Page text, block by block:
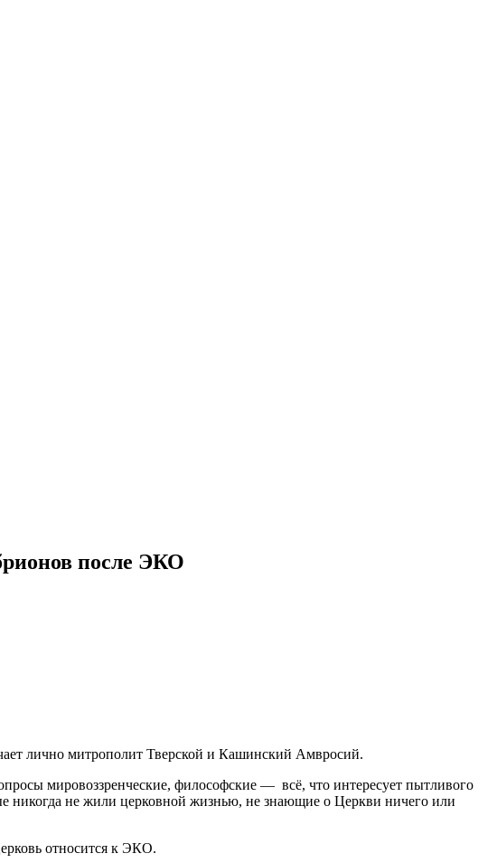
после ЭКО
лично митрополит Тверской и Кашинский Амвросий.
мировоззренческие, философские — всё, что интересует пытливого
никогда не жили церковной жизнью, не знающие о Церкви ничего или
относится к ЭКО.